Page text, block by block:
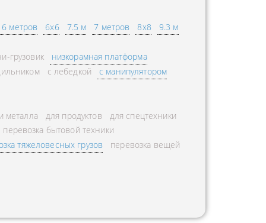
6 метров 6х6 7.5 м 7 метров 8х8 9.3 м
грузовик
низкорамная платформа
с лебедкой
с манипулятором
металла для продуктов
для спецтехники
перевозка бытовой техники
тяжеловесных грузов
перевозка вещей